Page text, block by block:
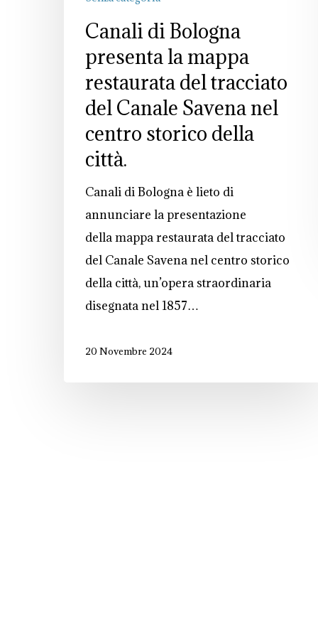
Canali di Bologna
presenta la mappa
restaurata del tracciato
del Canale Savena nel
centro storico della
città.
Canali di Bologna è lieto di
annunciare la presentazione
della mappa restaurata del tracciato
del Canale Savena nel centro storico
della città, un’opera straordinaria
disegnata nel 1857…
20 Novembre 2024